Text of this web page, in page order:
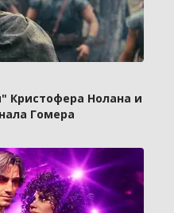
Кристофера Нолана и
Гомера